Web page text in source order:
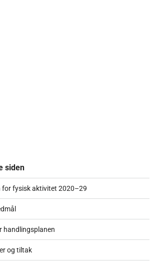
siden
for fysisk aktivitet 2020–29
handlingsplanen
og tiltak